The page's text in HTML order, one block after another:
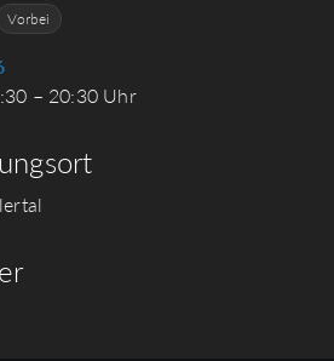
Vorbei
– 20:30 Uhr